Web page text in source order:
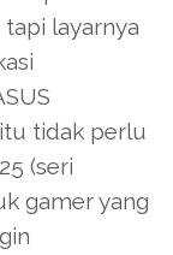
layarnya
tidak perlu
(seri
gamer yang